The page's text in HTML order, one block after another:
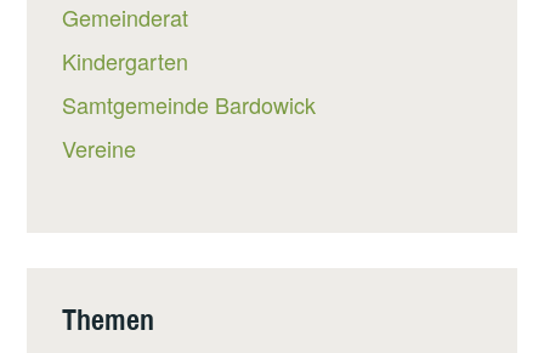
Gemeinderat
Kindergarten
Samtgemeinde Bardowick
Vereine
Themen